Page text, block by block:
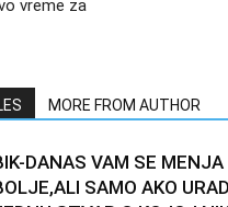
vreme za
MORE FROM AUTHOR
DANAS VAM SE
SAMO AKO